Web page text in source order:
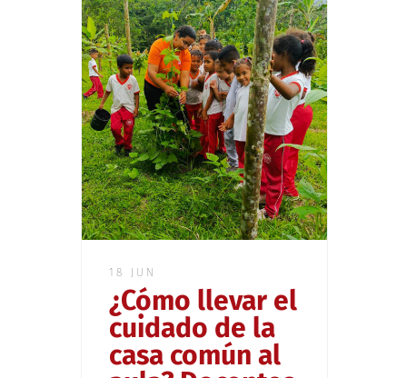
18 JUN
¿Cómo llevar el
cuidado de la
casa común al